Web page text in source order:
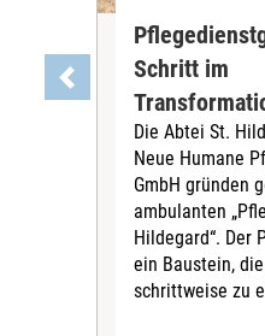
Schritt im
Die Abtei St.
Neue Humane
GmbH gründen
ambulanten
Hildegard“. Der
ein Baustein,
schrittweise zu